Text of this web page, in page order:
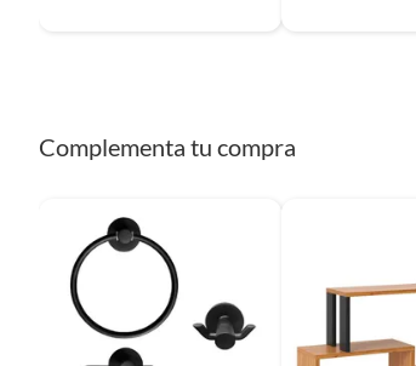
Complementa tu compra